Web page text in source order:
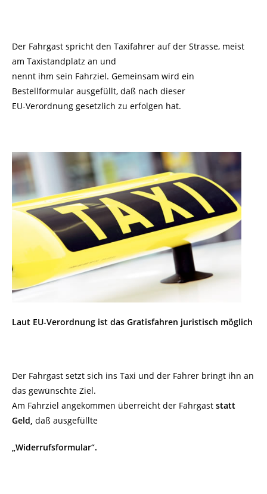
Der Fahrgast spricht den Taxifahrer auf der Strasse, meist
am Taxistandplatz an und
nennt ihm sein Fahrziel. Gemeinsam wird ein
Bestellformular ausgefüllt, daß nach dieser
EU-Verordnung gesetzlich zu erfolgen hat.
Laut EU-Verordnung ist das Gratisfahren juristisch möglich
Der Fahrgast setzt sich ins Taxi und der Fahrer bringt ihn an
das gewünschte Ziel.
Am Fahrziel angekommen überreicht der Fahrgast statt
Geld, daß ausgefüllte
„Widerrufsformular“.